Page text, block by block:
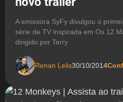
A emissora SyFy divulgou o
série de TV inspirada em Os 12
dirigido por Terry
Renan Lelis30/10/2014